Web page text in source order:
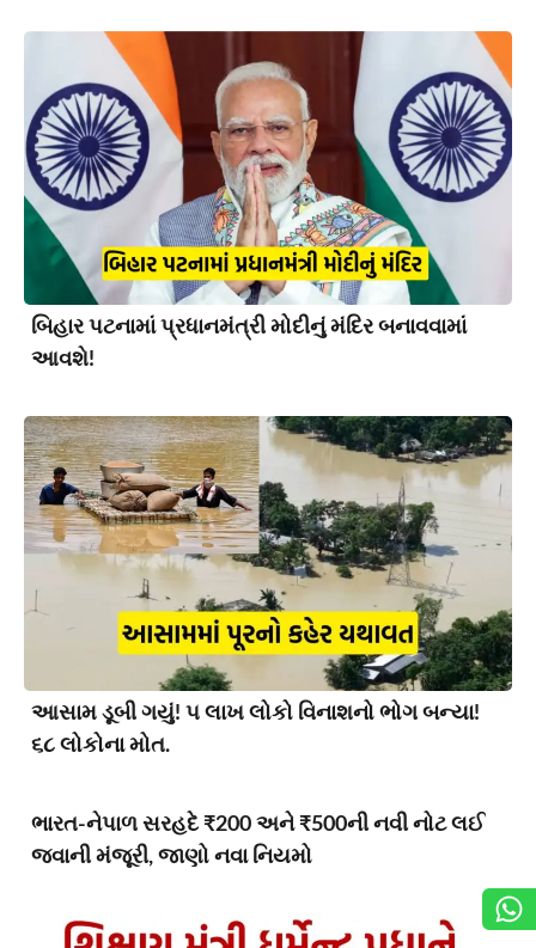
બિહાર પટનામાં પ્રધાનમંત્રી મોદીનું મંદિર બનાવવામાં
આવશે!
આસામ ડૂબી ગયું! ૫ લાખ લોકો વિનાશનો ભોગ બન્યા!
૬૮ લોકોના મોત.
ભારત-નેપાળ સરહદે ₹200 અને ₹500ની નવી નોટ લઈ
જવાની મંજૂરી, જાણો નવા નિયમો